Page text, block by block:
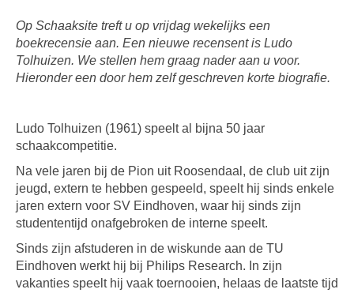
Op Schaaksite treft u op vrijdag wekelijks een
boekrecensie aan. Een nieuwe recensent is Ludo
Tolhuizen. We stellen hem graag nader aan u voor.
Hieronder een door hem zelf geschreven korte biografie.
Ludo Tolhuizen (1961) speelt al bijna 50 jaar
schaakcompetitie.
Na vele jaren bij de Pion uit Roosendaal, de club uit zijn
jeugd, extern te hebben gespeeld, speelt hij sinds enkele
jaren extern voor SV Eindhoven, waar hij sinds zijn
studententijd onafgebroken de interne speelt.
Sinds zijn afstuderen in de wiskunde aan de TU
Eindhoven werkt hij bij Philips Research. In zijn
vakanties speelt hij vaak toernooien, helaas de laatste tijd